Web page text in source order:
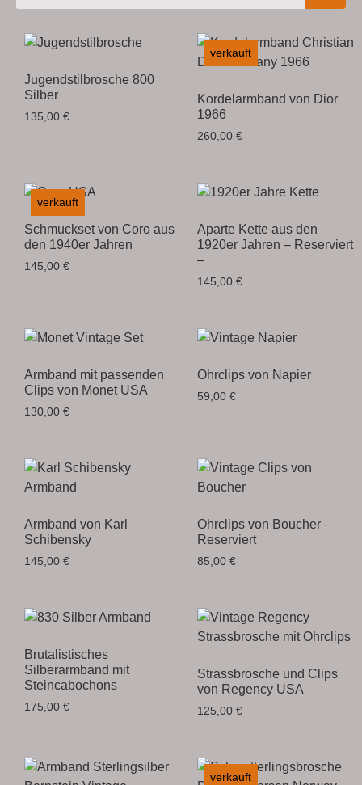
Jugendstilbrosche 800
Silber
135,00 €
verkauft
Kordelarmband von Dior
1966
260,00 €
verkauft
Schmuckset von Coro aus
den 1940er Jahren
145,00 €
Aparte Kette aus den
1920er Jahren – Reserviert
–
145,00 €
Armband mit passenden
Clips von Monet USA
130,00 €
Ohrclips von Napier
59,00 €
Armband von Karl
Schibensky
145,00 €
Ohrclips von Boucher –
Reserviert
85,00 €
Brutalistisches
Silberarmband mit
Steincabochons
175,00 €
Strassbrosche und Clips
von Regency USA
125,00 €
verkauft